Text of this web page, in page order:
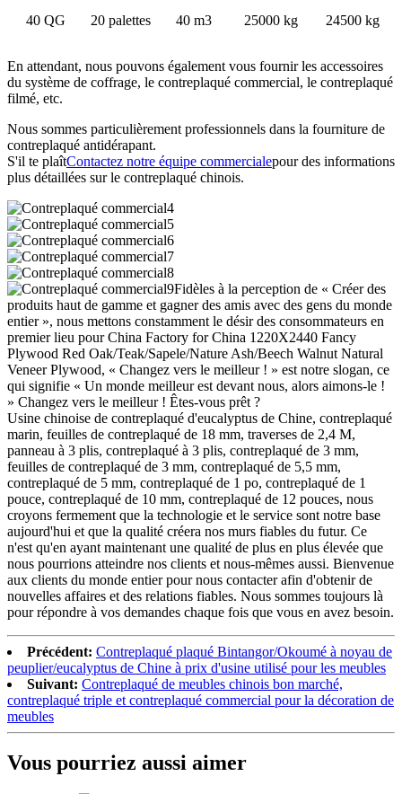
40 QG 20 palettes 40 m3 25000 kg 24500 kg
En attendant, nous pouvons également vous fournir les accessoires
du système de coffrage, le contreplaqué commercial, le contreplaqué
filmé, etc.
Nous sommes particulièrement professionnels dans la fourniture de
contreplaqué antidérapant.
S'il te plaîtContactez notre équipe commercialepour des informations
plus détaillées sur le contreplaqué chinois.
Fidèles à la perception de « Créer des
produits haut de gamme et gagner des amis avec des gens du monde
entier », nous mettons constamment le désir des consommateurs en
premier lieu pour China Factory for China 1220X2440 Fancy
Plywood Red Oak/Teak/Sapele/Nature Ash/Beech Walnut Natural
Veneer Plywood, « Changez vers le meilleur ! » est notre slogan, ce
qui signifie « Un monde meilleur est devant nous, alors aimons-le !
» Changez vers le meilleur ! Êtes-vous prêt ?
Usine chinoise de contreplaqué d'eucalyptus de Chine, contreplaqué
marin, feuilles de contreplaqué de 18 mm, traverses de 2,4 M,
panneau à 3 plis, contreplaqué à 3 plis, contreplaqué de 3 mm,
feuilles de contreplaqué de 3 mm, contreplaqué de 5,5 mm,
contreplaqué de 5 mm, contreplaqué de 1 po, contreplaqué de 1
pouce, contreplaqué de 10 mm, contreplaqué de 12 pouces, nous
croyons fermement que la technologie et le service sont notre base
aujourd'hui et que la qualité créera nos murs fiables du futur. Ce
n'est qu'en ayant maintenant une qualité de plus en plus élevée que
nous pourrions atteindre nos clients et nous-mêmes aussi. Bienvenue
aux clients du monde entier pour nous contacter afin d'obtenir de
nouvelles affaires et des relations fiables. Nous sommes toujours là
pour répondre à vos demandes chaque fois que vous en avez besoin.
Précédent: Contreplaqué plaqué Bintangor/Okoumé à noyau de
peuplier/eucalyptus de Chine à prix d'usine utilisé pour les meubles
Suivant: Contreplaqué de meubles chinois bon marché,
contreplaqué triple et contreplaqué commercial pour la décoration de
meubles
Vous pourriez aussi aimer